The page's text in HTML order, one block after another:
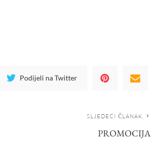
Podijeli na Twitter
SLJEDEĆI ČLANAK
PROMOCIJA